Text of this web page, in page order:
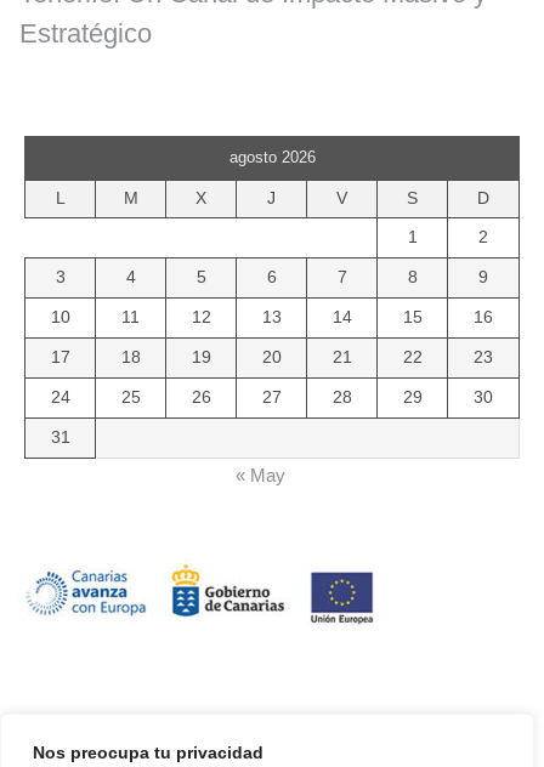
Nos preocupa tu privacidad
Estratégico
agosto 2026
M X J V S D
1 2
3 4 5 6 7 8 9
10 11 12 13 14 15 16
17 18 19 20 21 22 23
24 25 26 27 28 29 30
31
« May